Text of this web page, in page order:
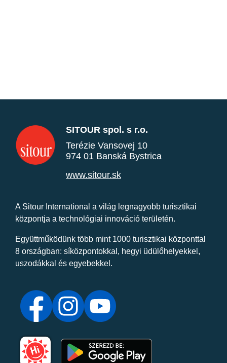
SITOUR spol. s r.o.
Terézie Vansovej 10
974 01 Banská Bystrica
www.sitour.sk
A Sitour International a világ legnagyobb turisztikai
központja a technológiai innováció területén.
Együttműködünk több mint 1000 turisztikai központtal
8 országban: síközpontokkal, hegyi üdülőhelyekkel,
uszodákkal és egyebekkel.